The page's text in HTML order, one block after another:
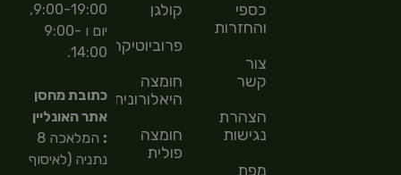
כספי
והחזרות
צור
קשר
הצהרת
נגישות
מפת
קולגן
פרוביוטיקה
חומצה
היאלורונית
חומצה
פולית
9:00-19:00,
יום ו 9:00-
14:00.
כתובת מחסן
אתר האונליין
:
המלאכה 8
נתניה (לאיסוף